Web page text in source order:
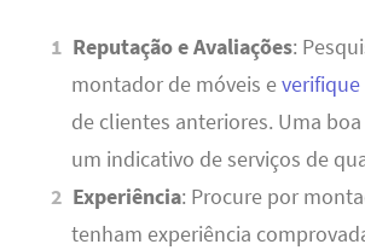
Reputação e Avaliações:
montador de móveis everifique
de clientes anteriores. Uma
um indicativo de serviços de
Experiência: Procure por
tenham experiência